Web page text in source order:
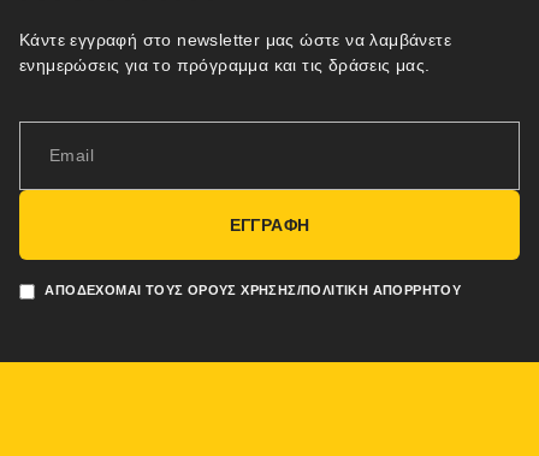
Κάντε εγγραφή στο newsletter μας ώστε να λαμβάνετε
ενημερώσεις για το πρόγραμμα και τις δράσεις μας.
ΑΠΟΔΈΧΟΜΑΙ ΤΟΥΣ ΌΡΟΥΣ ΧΡΉΣΗΣ/ΠΟΛΙΤΙΚΉ ΑΠΟΡΡΉΤΟΥ
ΕΓΓΡΑΦΗ